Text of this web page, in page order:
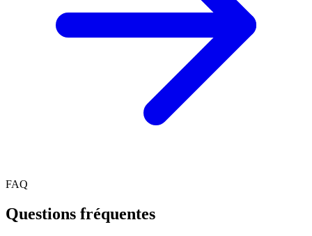
FAQ
Questions fréquentes